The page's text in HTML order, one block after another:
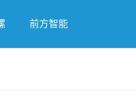
前方智能